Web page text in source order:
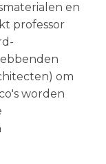
en
professor
om
worden